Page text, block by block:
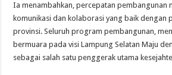
Ia menambahkan, percepatan pembangunan
komunikasi dan kolaborasi yang baik dengan
provinsi. Seluruh program pembangunan,
bermuara pada visi Lampung Selatan Maju
sebagai salah satu penggerak utama